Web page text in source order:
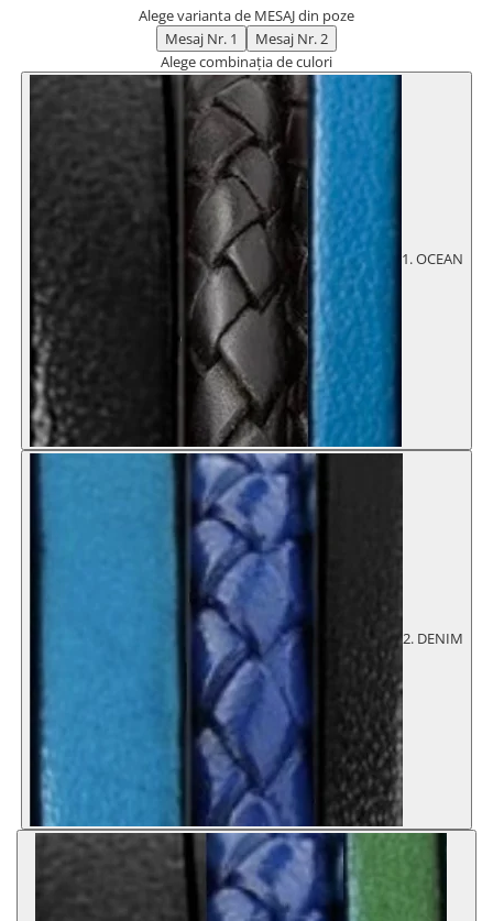
Bratari din Margele de Portelan
Bratari din Pietre Semipretioase
Bratari Zodii cu Dichis
Bratari pentru Aromaterapie
Bratari cu Perle Naturale
Alege varianta de MESAJ din poze
Mesaj Nr. 1
Mesaj Nr. 2
Alege combinația de culori
1. OCEAN
2. DENIM